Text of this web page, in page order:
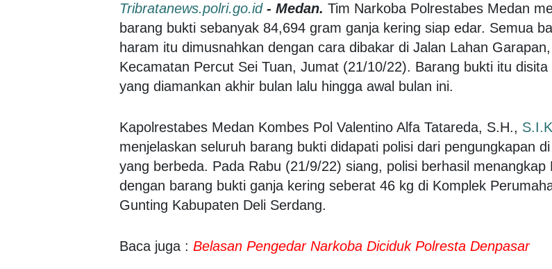
Tribratanews.polri.go.id- Medan. Tim Narkoba Polrestabes Medan
barang bukti sebanyak 84,694 gram ganja kering siap edar. Semua
haram itu dimusnahkan dengan cara dibakar di Jalan Lahan Garapan,
Kecamatan Percut Sei Tuan, Jumat (21/10/22). Barang bukti itu
yang diamankan akhir bulan lalu hingga awal bulan ini.
Kapolrestabes Medan Kombes Pol Valentino Alfa Tatareda, S.H.,
menjelaskan seluruh barang bukti didapati polisi dari pengungkapan
yang berbeda. Pada Rabu (21/9/22) siang, polisi berhasil menangkap
dengan barang bukti ganja kering seberat 46 kg di Komplek
Gunting Kabupaten Deli Serdang.
Baca juga : Belasan Pengedar Narkoba Diciduk Polresta Denpasar